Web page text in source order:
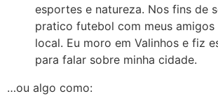
esportes e natureza. Nos fins de
pratico futebol com meus amigos
local. Eu moro em Valinhos e fiz
para falar sobre minha cidade.
…ou algo como: